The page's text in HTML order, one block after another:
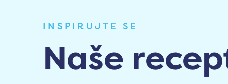
INSPIRUJTE SE
Naše